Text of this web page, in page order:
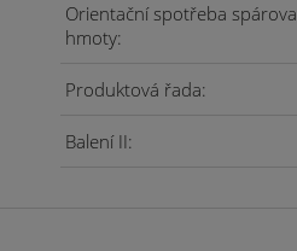
Orientační spotřeba
hmoty
Produktová řada
Balení II